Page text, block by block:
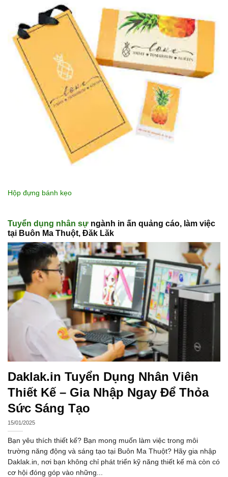
Hộp đựng bánh kẹo
Tuyển dụng nhân sự ngành in ấn quảng cáo, làm việc
tại Buôn Ma Thuột, Đăk Lăk
Daklak.in Tuyển Dụng Nhân Viên
Thiết Kế – Gia Nhập Ngay Để Thỏa
Sức Sáng Tạo
15/01/2025
Bạn yêu thích thiết kế? Bạn mong muốn làm việc trong môi
trường năng động và sáng tạo tại Buôn Ma Thuột? Hãy gia nhập
Daklak.in, nơi bạn không chỉ phát triển kỹ năng thiết kế mà còn có
cơ hội đóng góp vào những...